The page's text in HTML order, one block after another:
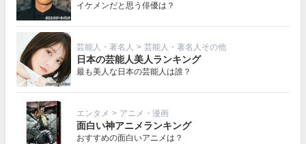
イケメンだと思う俳優は？
芸能人・著名人 > 芸能人・著名人その他
日本の芸能人美人ランキング
最も美人な日本の芸能人は誰？
エンタメ > アニメ・漫画
面白い神アニメランキング
おすすめの面白いアニメは？